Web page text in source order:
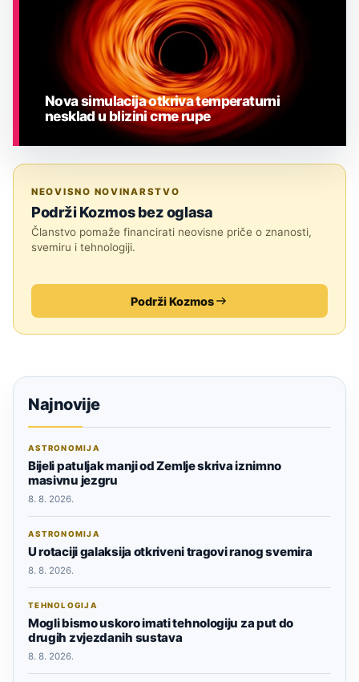
Nova simulacija otkriva temperaturni
nesklad u blizini crne rupe
NEOVISNO NOVINARSTVO
Podrži Kozmos bez oglasa
Članstvo pomaže financirati neovisne priče o znanosti,
svemiru i tehnologiji.
Podrži Kozmos
Najnovije
ASTRONOMIJA
Bijeli patuljak manji od Zemlje skriva iznimno
masivnu jezgru
8. 8. 2026.
ASTRONOMIJA
U rotaciji galaksija otkriveni tragovi ranog svemira
8. 8. 2026.
TEHNOLOGIJA
Mogli bismo uskoro imati tehnologiju za put do
drugih zvjezdanih sustava
8. 8. 2026.